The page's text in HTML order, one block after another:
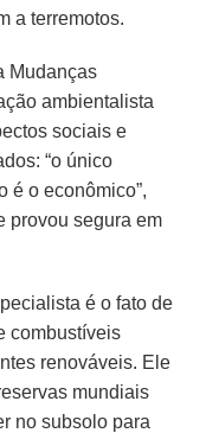
a terremotos.
Mudanças
ambientalista
sociais e
“o único
é o econômico”,
provou segura em
é o fato de
combustíveis
renováveis. Ele
mundiais
no subsolo para